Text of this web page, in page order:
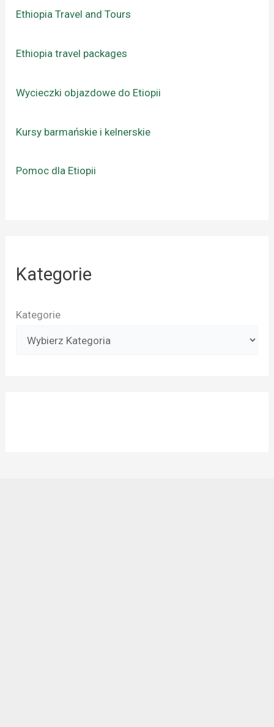
Ethiopia Travel and Tours
Ethiopia travel packages
Wycieczki objazdowe do Etiopii
Kursy barmańskie i kelnerskie
Pomoc dla Etiopii
Kategorie
Kategorie